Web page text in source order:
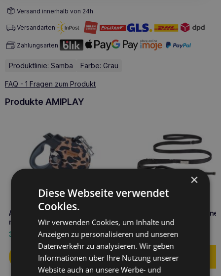
Versand innerhalb von 24h
Versandarten
Zahlungsarten
Produktlinie: Samba Farbe: Grau
FAQ - 1 Fragen zum Produkt
Produkte AMIPLAY
Amiplay infini Automatik-Leine
mit Gehege Safari M Leopard
33,60
Amiplay Verstellbare Leine
Samba L Schwarz
16,10€
×
Diese Webseite verwendet
Cookies.
Wir verwenden Cookies, um Inhalte und
Anzeigen zu personalisieren und unseren
Datenverkehr zu analysieren. Wir geben
Informationen über Ihre Nutzung unserer
Website auch an unsere Werbe- und